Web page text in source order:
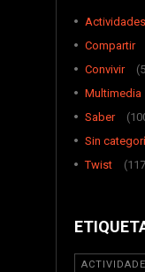
Actividades
Compartir
Convivir
Multimedia
Saber
Sin
Twist